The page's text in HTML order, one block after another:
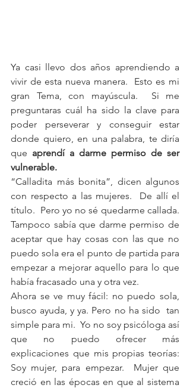
Ya casi llevo dos años aprendiendo a
vivir de esta nueva manera.  Esto es mi
gran Tema, con mayúscula.  Si me
preguntaras cuál ha sido la clave para
poder perseverar y conseguir estar
donde quiero, en una palabra, te diría
que aprendí a darme permiso de ser
vulnerable.
“Calladita más bonita”, dicen algunos
con respecto a las mujeres.  De allí el
título.  Pero yo no sé quedarme callada.
Tampoco sabía que darme permiso de
aceptar que hay cosas con las que no
puedo sola era el punto de partida para
empezar a mejorar aquello para lo que
había fracasado una y otra vez.
Ahora se ve muy fácil: no puedo sola,
busco ayuda, y ya. Pero no ha sido  tan
simple para mi.  Yo no soy psicóloga así
que no puedo ofrecer más
explicaciones que mis propias teorías:
Soy mujer, para empezar.  Mujer que
creció en las épocas en que al sistema